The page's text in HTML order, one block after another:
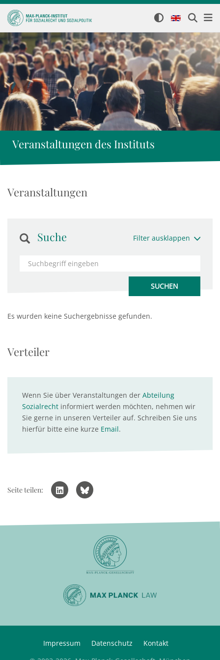
Veranstaltungen des Instituts
Veranstaltungen
Suche Filter ausklappen
Es wurden keine Suchergebnisse gefunden.
Verteiler
Wenn Sie über Veranstaltungen der Abteilung
Sozialrecht informiert werden möchten, nehmen wir
Sie gerne in unseren Verteiler auf. Schreiben Sie uns
hierfür bitte eine kurze Email.
Seite teilen:
Impressum Datenschutz
Kontakt